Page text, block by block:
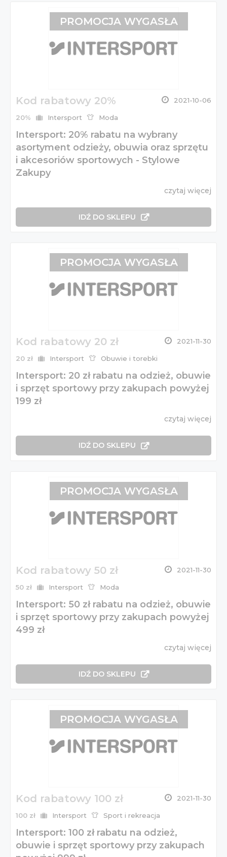
Kod rabatowy 20% 2021-10-06
20% Intersport Moda
Intersport: 20% rabatu na wybrany
asortyment odzieży, obuwia oraz sprzętu
i akcesoriów sportowych - Stylowe
Zakupy
czytaj więcej
IDŹ DO SKLEPU
PROMOCJA WYGASŁA
Kod rabatowy 20 zł 2021-11-30
20 zł Intersport Obuwie i torebki
Intersport: 20 zł rabatu na odzież, obuwie
i sprzęt sportowy przy zakupach powyżej
199 zł
czytaj więcej
IDŹ DO SKLEPU
PROMOCJA WYGASŁA
Kod rabatowy 50 zł 2021-11-30
50 zł Intersport Moda
Intersport: 50 zł rabatu na odzież, obuwie
i sprzęt sportowy przy zakupach powyżej
499 zł
czytaj więcej
IDŹ DO SKLEPU
PROMOCJA WYGASŁA
Kod rabatowy 100 zł 2021-11-30
100 zł Intersport Sport i rekreacja
Intersport: 100 zł rabatu na odzież,
obuwie i sprzęt sportowy przy zakupach
PROMOCJA WYGASŁA